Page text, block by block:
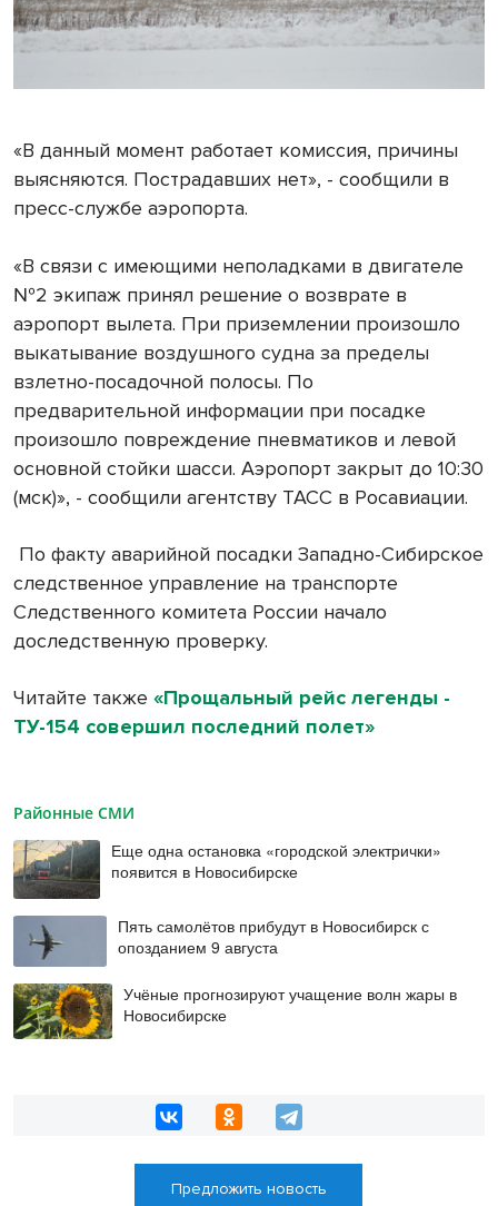
«В данный момент работает комиссия, причины
выясняются. Пострадавших нет», - сообщили в
пресс-службе аэропорта.
«В связи с имеющими неполадками в двигателе
№2 экипаж принял решение о возврате в
аэропорт вылета. При приземлении произошло
выкатывание воздушного судна за пределы
взлетно-посадочной полосы. По
предварительной информации при посадке
произошло повреждение пневматиков и левой
основной стойки шасси. Аэропорт закрыт до 10:30
(мск)», - сообщили агентству ТАСС в Росавиации.
По факту аварийной посадки Западно-Сибирское
следственное управление на транспорте
Следственного комитета России начало
доследственную проверку.
Читайте также «Прощальный рейс легенды -
ТУ-154 совершил последний полет»
Районные СМИ
Еще одна остановка «городской электрички»
появится в Новосибирске
Пять самолётов прибудут в Новосибирск с
опозданием 9 августа
Учёные прогнозируют учащение волн жары в
Новосибирске
Предложить новость